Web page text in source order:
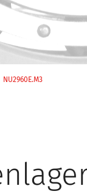
NU2960E.M3